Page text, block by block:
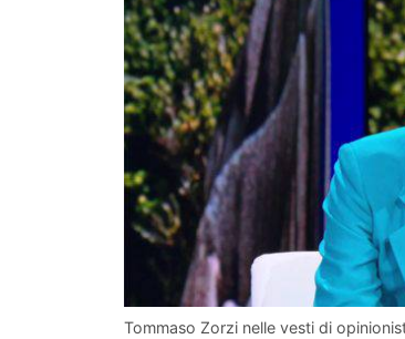
Tommaso Zorzi nelle vesti di